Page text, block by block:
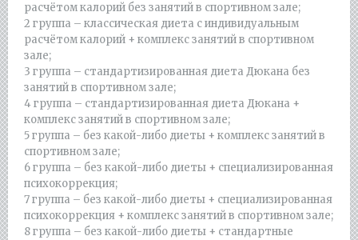
расчётом калорий без занятий в спортивном зале;
2 группа – классическая диета с индивидуальным
расчётом калорий + комплекс занятий в спортивном
зале;
3 группа – стандартизированная диета Дюкана без
занятий в спортивном зале;
4 группа – стандартизированная диета Дюкана +
комплекс занятий в спортивном зале;
5 группа – без какой-либо диеты + комплекс занятий в
спортивном зале;
6 группа – без какой-либо диеты + специализированная
психокоррекция;
7 группа – без какой-либо диеты + специализированная
психокоррекция + комплекс занятий в спортивном зале;
8 группа – без какой-либо диеты + стандартные